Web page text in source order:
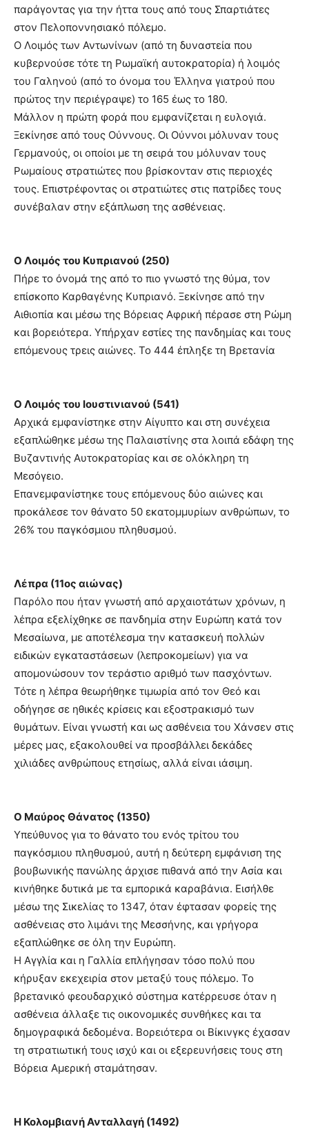
παράγοντας για την ήττα τους από τους Σπαρτιάτες
στον Πελοποννησιακό πόλεμο.
Ο Λοιμός των Αντωνίνων (από τη δυναστεία που
κυβερνούσε τότε τη Ρωμαϊκή αυτοκρατορία) ή λοιμός
του Γαληνού (από το όνομα του Έλληνα γιατρού που
πρώτος την περιέγραψε) το 165 έως το 180.
Μάλλον η πρώτη φορά που εμφανίζεται η ευλογιά.
Ξεκίνησε από τους Ούννους. Οι Ούννοι μόλυναν τους
Γερμανούς, οι οποίοι με τη σειρά του μόλυναν τους
Ρωμαίους στρατιώτες που βρίσκονταν στις περιοχές
τους. Επιστρέφοντας οι στρατιώτες στις πατρίδες τους
συνέβαλαν στην εξάπλωση της ασθένειας.
Ο Λοιμός του Κυπριανού (250)
Πήρε το όνομά της από το πιο γνωστό της θύμα, τον
επίσκοπο Καρθαγένης Κυπριανό. Ξεκίνησε από την
Αιθιοπία και μέσω της Βόρειας Αφρική πέρασε στη Ρώμη
και βορειότερα. Υπήρχαν εστίες της πανδημίας και τους
επόμενους τρεις αιώνες. Το 444 έπληξε τη Βρετανία
Ο Λοιμός του Ιουστινιανού (541)
Αρχικά εμφανίστηκε στην Αίγυπτο και στη συνέχεια
εξαπλώθηκε μέσω της Παλαιστίνης στα λοιπά εδάφη της
Βυζαντινής Αυτοκρατορίας και σε ολόκληρη τη
Μεσόγειο.
Επανεμφανίστηκε τους επόμενους δύο αιώνες και
προκάλεσε τον θάνατο 50 εκατομμυρίων ανθρώπων, το
26% του παγκόσμιου πληθυσμού.
Λέπρα (11ος αιώνας)
Παρόλο που ήταν γνωστή από αρχαιοτάτων χρόνων, η
λέπρα εξελίχθηκε σε πανδημία στην Ευρώπη κατά τον
Μεσαίωνα, με αποτέλεσμα την κατασκευή πολλών
ειδικών εγκαταστάσεων (λεπροκομείων) για να
απομονώσουν τον τεράστιο αριθμό των πασχόντων.
Τότε η λέπρα θεωρήθηκε τιμωρία από τον Θεό και
οδήγησε σε ηθικές κρίσεις και εξοστρακισμό των
θυμάτων. Είναι γνωστή και ως ασθένεια του Χάνσεν στις
μέρες μας, εξακολουθεί να προσβάλλει δεκάδες
χιλιάδες ανθρώπους ετησίως, αλλά είναι ιάσιμη.
Ο Μαύρος Θάνατος (1350)
Υπεύθυνος για το θάνατο του ενός τρίτου του
παγκόσμιου πληθυσμού, αυτή η δεύτερη εμφάνιση της
βουβωνικής πανώλης άρχισε πιθανά από την Ασία και
κινήθηκε δυτικά με τα εμπορικά καραβάνια. Εισήλθε
μέσω της Σικελίας το 1347, όταν έφτασαν φορείς της
ασθένειας στο λιμάνι της Μεσσήνης, και γρήγορα
εξαπλώθηκε σε όλη την Ευρώπη.
Η Αγγλία και η Γαλλία επλήγησαν τόσο πολύ που
κήρυξαν εκεχειρία στον μεταξύ τους πόλεμο. Το
βρετανικό φεουδαρχικό σύστημα κατέρρευσε όταν η
ασθένεια άλλαξε τις οικονομικές συνθήκες και τα
δημογραφικά δεδομένα. Βορειότερα οι Βίκινγκς έχασαν
τη στρατιωτική τους ισχύ και οι εξερευνήσεις τους στη
Βόρεια Αμερική σταμάτησαν.
Η Κολομβιανή Ανταλλαγή (1492)